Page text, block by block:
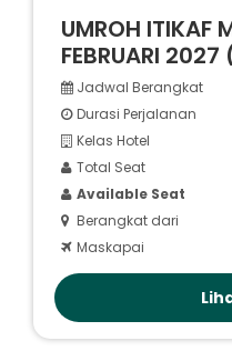
UMROH ITIKAF
Jadwal Berangkat
Durasi Perjalanan
Kelas Hotel
Total Seat
Available Seat
Berangkat dari
Maskapai